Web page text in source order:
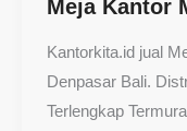
Meja Kantor
Kantorkita.id jual
Denpasar Bali.
Terlengkap